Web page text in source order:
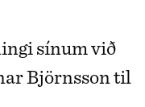
Björnsson til